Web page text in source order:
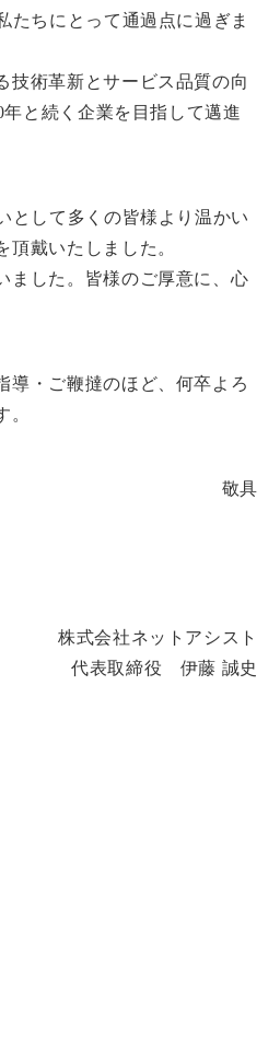
たちにとって通過点に過ぎま
技術革新とサービス品質の向
と続く企業を目指して邁進
として多くの皆様より温かい
頂戴いたしました。
ました。皆様のご厚意に、心
導・ご鞭撻のほど、何卒よろ
。
敬具
株式会社ネットアシスト
代表取締役 伊藤 誠史